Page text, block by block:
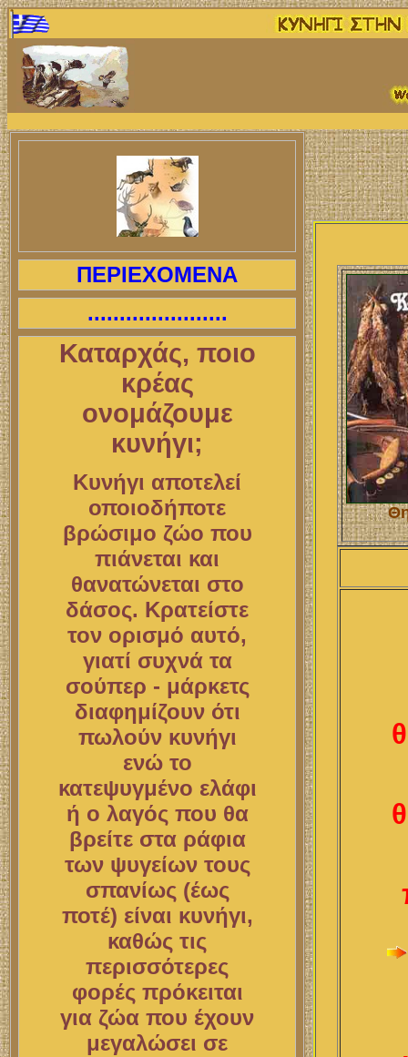
ΠΕΡΙΕΧΟΜΕΝΑ
......................
Καταρχάς, ποιο
κρέας
ονομάζουμε
κυνήγι;
Κυνήγι αποτελεί
οποιοδήποτε
βρώσιμο ζώο που
πιάνεται και
θανατώνεται στο
δάσος. Κρατείστε
τον ορισμό αυτό,
γιατί συχνά τα
σούπερ - μάρκετς
διαφημίζουν ότι
πωλούν κυνήγι
ενώ το
κατεψυγμένο ελάφι
ή ο λαγός που θα
βρείτε στα ράφια
των ψυγείων τους
σπανίως (έως
ποτέ) είναι κυνήγι,
καθώς τις
περισσότερες
φορές πρόκειται
για ζώα που έχουν
μεγαλώσει σε